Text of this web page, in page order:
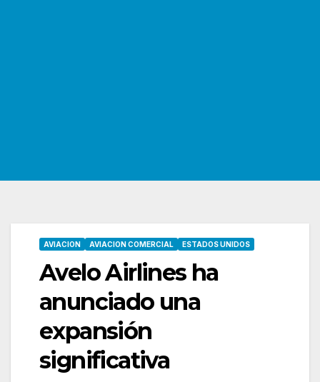
AVIACION AVIACION COMERCIAL ESTADOS UNIDOS
Avelo Airlines ha
anunciado una
expansión
significativa